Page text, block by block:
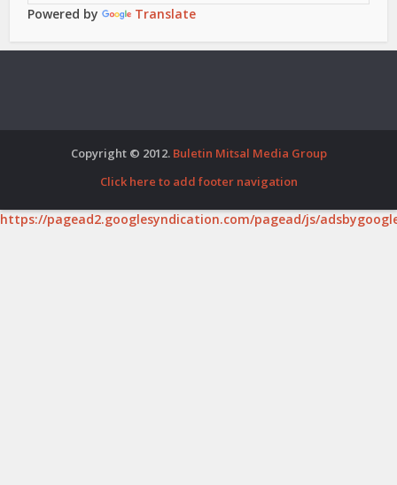
Powered by Translate
Copyright © 2012. Buletin Mitsal Media Group
Click here to add footer navigation
https://pagead2.googlesyndication.com/pagead/js/